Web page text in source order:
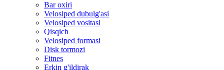
Bar oxiri
Velosiped dubulg'asi
Velosiped vositasi
Qisqich
Velosiped formasi
Disk tormozi
Fitnes
Erkin g'ildirak